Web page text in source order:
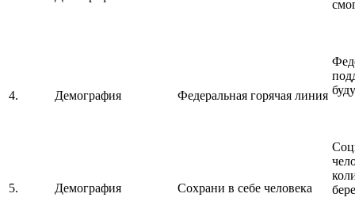
4. Демография Федеральная горячая линия
5. Демография Сохрани в себе человека